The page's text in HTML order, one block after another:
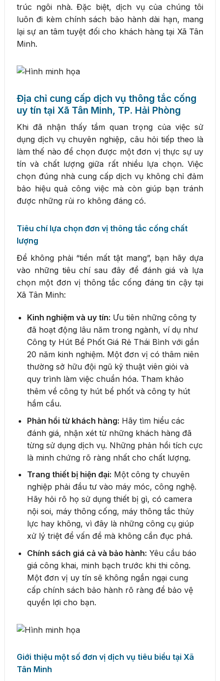
trúc ngôi nhà. Đặc biệt, dịch vụ của chúng tôi
luôn đi kèm chính sách bảo hành dài hạn, mang
lại sự an tâm tuyệt đối cho khách hàng tại Xã Tân
Minh.
Địa chỉ cung cấp dịch vụ thông tắc cống
uy tín tại Xã Tân Minh, TP. Hải Phòng
Khi đã nhận thấy tầm quan trọng của việc sử
dụng dịch vụ chuyên nghiệp, câu hỏi tiếp theo là
làm thế nào để chọn được một đơn vị thực sự uy
tín và chất lượng giữa rất nhiều lựa chọn. Việc
chọn đúng nhà cung cấp dịch vụ không chỉ đảm
bảo hiệu quả công việc mà còn giúp bạn tránh
được những rủi ro không đáng có.
Tiêu chí lựa chọn đơn vị thông tắc cống chất
lượng
Để không phải “tiền mất tật mang”, bạn hãy dựa
vào những tiêu chí sau đây để đánh giá và lựa
chọn một đơn vị thông tắc cống đáng tin cậy tại
Xã Tân Minh:
Kinh nghiệm và uy tín: Ưu tiên những công ty
đã hoạt động lâu năm trong ngành, ví dụ như
Công ty Hút Bể Phốt Giá Rẻ Thái Bình với gần
20 năm kinh nghiệm. Một đơn vị có thâm niên
thường sở hữu đội ngũ kỹ thuật viên giỏi và
quy trình làm việc chuẩn hóa. Tham khảo
thêm về công ty hút bể phốt và công ty hút
hầm cầu.
Phản hồi từ khách hàng: Hãy tìm hiểu các
đánh giá, nhận xét từ những khách hàng đã
từng sử dụng dịch vụ. Những phản hồi tích cực
là minh chứng rõ ràng nhất cho chất lượng.
Trang thiết bị hiện đại: Một công ty chuyên
nghiệp phải đầu tư vào máy móc, công nghệ.
Hãy hỏi rõ họ sử dụng thiết bị gì, có camera
nội soi, máy thông cống, máy thông tắc thủy
lực hay không, vì đây là những công cụ giúp
xử lý triệt để vấn đề mà không cần đục phá.
Chính sách giá cả và bảo hành: Yêu cầu báo
giá công khai, minh bạch trước khi thi công.
Một đơn vị uy tín sẽ không ngần ngại cung
cấp chính sách bảo hành rõ ràng để bảo vệ
quyền lợi cho bạn.
Giới thiệu một số đơn vị dịch vụ tiêu biểu tại Xã
Tân Minh